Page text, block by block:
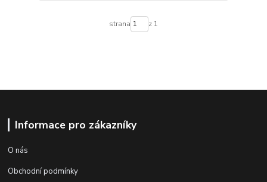
strana z 1
Informace pro zákazníky
O nás
Obchodní podmínky